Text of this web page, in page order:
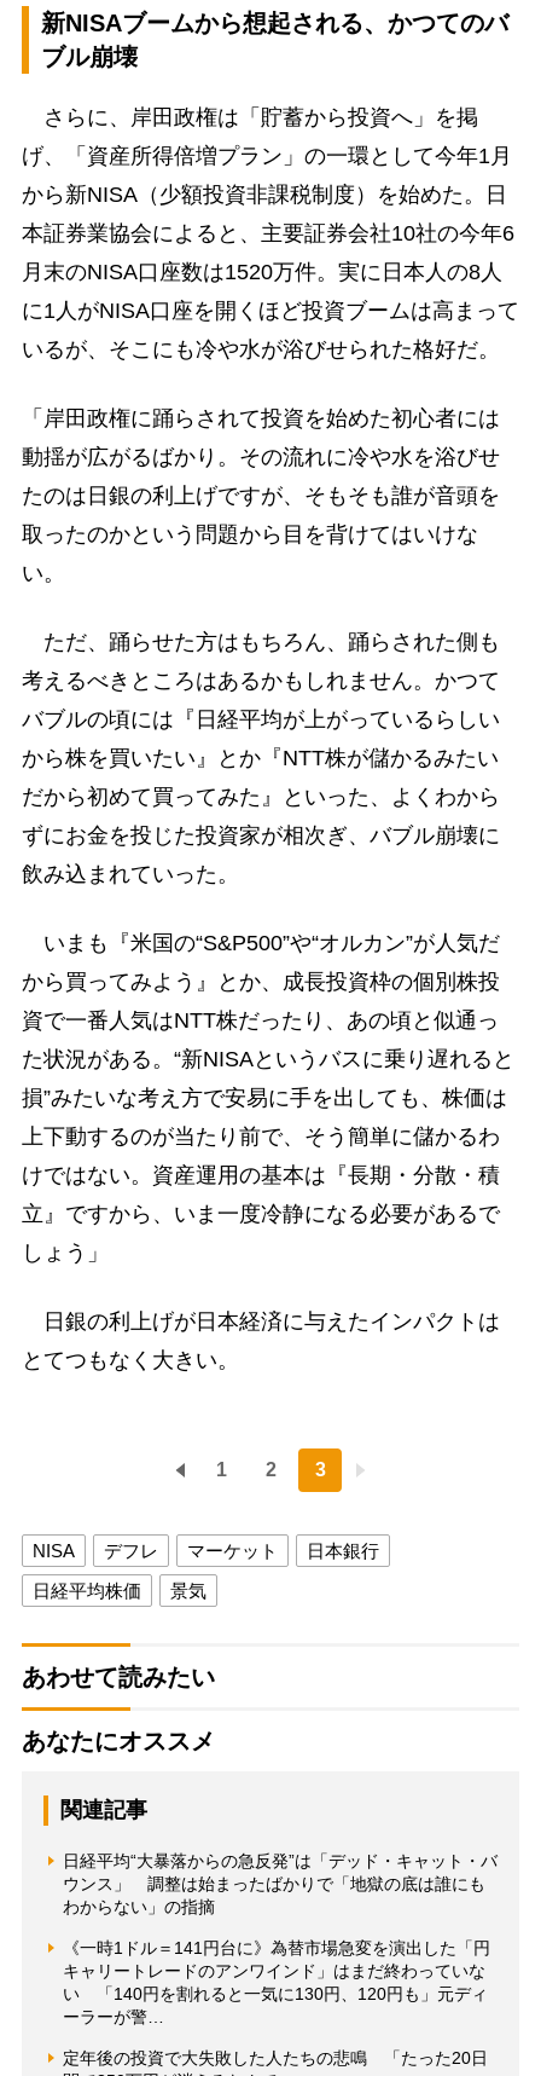
新NISAブームから想起される、かつてのバ
ブル崩壊
さらに、岸田政権は「貯蓄から投資へ」を掲
げ、「資産所得倍増プラン」の一環として今年1月
から新NISA（少額投資非課税制度）を始めた。日
本証券業協会によると、主要証券会社10社の今年6
月末のNISA口座数は1520万件。実に日本人の8人
に1人がNISA口座を開くほど投資ブームは高まって
いるが、そこにも冷や水が浴びせられた格好だ。
「岸田政権に踊らされて投資を始めた初心者には
動揺が広がるばかり。その流れに冷や水を浴びせ
たのは日銀の利上げですが、そもそも誰が音頭を
取ったのかという問題から目を背けてはいけな
い。
ただ、踊らせた方はもちろん、踊らされた側も
考えるべきところはあるかもしれません。かつて
バブルの頃には『日経平均が上がっているらしい
から株を買いたい』とか『NTT株が儲かるみたい
だから初めて買ってみた』といった、よくわから
ずにお金を投じた投資家が相次ぎ、バブル崩壊に
飲み込まれていった。
いまも『米国の“S&P500”や“オルカン”が人気だ
から買ってみよう』とか、成長投資枠の個別株投
資で一番人気はNTT株だったり、あの頃と似通っ
た状況がある。“新NISAというバスに乗り遅れると
損”みたいな考え方で安易に手を出しても、株価は
上下動するのが当たり前で、そう簡単に儲かるわ
けではない。資産運用の基本は『長期・分散・積
立』ですから、いま一度冷静になる必要があるで
しょう」
日銀の利上げが日本経済に与えたインパクトは
とてつもなく大きい。
1 2 3
NISA デフレ マーケット
日本銀行
日経平均株価
景気
あわせて読みたい
あなたにオススメ
関連記事
日経平均“大暴落からの急反発”は「デッド・キャット・バ
ウンス」 調整は始まったばかりで「地獄の底は誰にも
わからない」の指摘
《一時1ドル＝141円台に》為替市場急変を演出した「円
キャリートレードのアンワインド」はまだ終わっていな
い 「140円を割れると一気に130円、120円も」元ディ
ーラーが警…
定年後の投資で大失敗した人たちの悲鳴 「たった20日